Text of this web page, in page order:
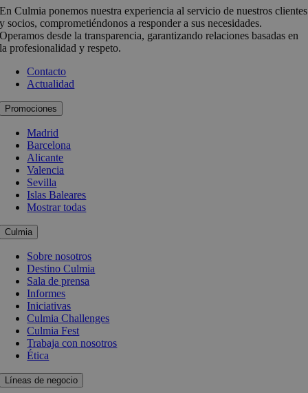
En Culmia ponemos nuestra experiencia al servicio de nuestros clientes
y socios, comprometiéndonos a responder a sus necesidades.
Operamos desde la transparencia, garantizando relaciones basadas en
la profesionalidad y respeto.
Contacto
Actualidad
Promociones
Madrid
Barcelona
Alicante
Valencia
Sevilla
Islas Baleares
Mostrar todas
Culmia
Sobre nosotros
Destino Culmia
Sala de prensa
Informes
Iniciativas
Culmia Challenges
Culmia Fest
Trabaja con nosotros
Ética
Líneas de negocio